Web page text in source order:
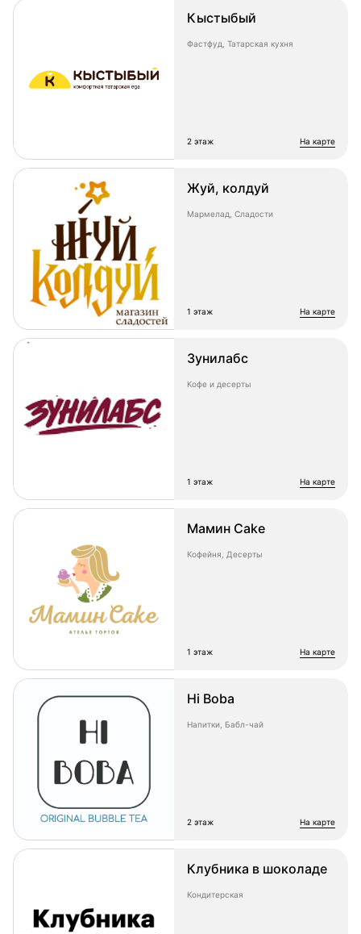
Кыстыбый
Фастфуд, Татарская кухня
2 этаж на карте
Жуй, колдуй
Мармелад, Сладости
1 этаж на карте
Зунилабс
Кофе и десерты
1 этаж на карте
Мамин Cake
Кофейня, Десерты
1 этаж на карте
Hi Boba
Напитки, Бабл-чай
2 этаж на карте
Клубника в шоколаде
Кондитерская